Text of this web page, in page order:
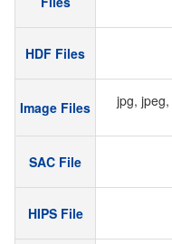
HDF Files
Image Files
jpg,
SAC File
HIPS File